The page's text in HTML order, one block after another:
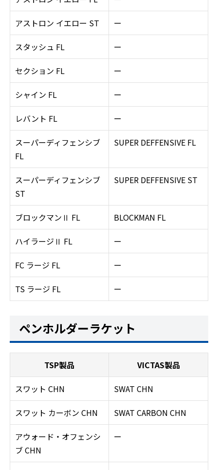
アストロン イエロー ST ー
スタッシュ FL ー
セクション FL ー
シャイン FL ー
レバント FL ー
スーパーディフェンシブ
FL
SUPER DEFFENSIVE FL
スーパーディフェンシブ
ST
SUPER DEFFENSIVE ST
ブロックマンⅡ FL BLOCKMAN FL
ハイラージⅡ FL ー
FC ラージ FL ー
TS ラージ FL ー
ペンホルダーラケット
TSP製品 VICTAS製品
スワット CHN SWAT CHN
スワット カーボン CHN SWAT CARBON CHN
アウォード・オフェンシ
ブ CHN
ー